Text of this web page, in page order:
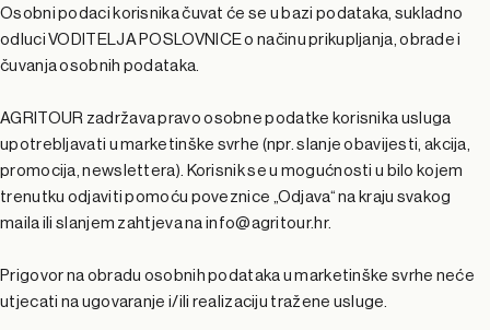
Osobni podaci korisnika čuvat će se u bazi podataka, sukladno
odluci VODITELJA POSLOVNICE o načinu prikupljanja, obrade i
čuvanja osobnih podataka.
AGRITOUR zadržava pravo osobne podatke korisnika usluga
upotrebljavati u marketinške svrhe (npr. slanje obavijesti, akcija,
promocija, newslettera). Korisnik se u mogućnosti u bilo kojem
trenutku odjaviti pomoću poveznice „Odjava“ na kraju svakog
maila ili slanjem zahtjeva na info@agritour.hr.
Prigovor na obradu osobnih podataka u marketinške svrhe neće
utjecati na ugovaranje i/ili realizaciju tražene usluge.